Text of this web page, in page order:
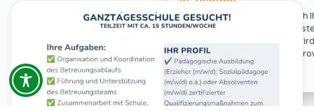
Der KI-Chatbot steht erst nach
Einwilligung in den Cookie-
Verfügung. Der Chat-Verlauf
ausschließlich lokal in Ihrem
gespeichert.